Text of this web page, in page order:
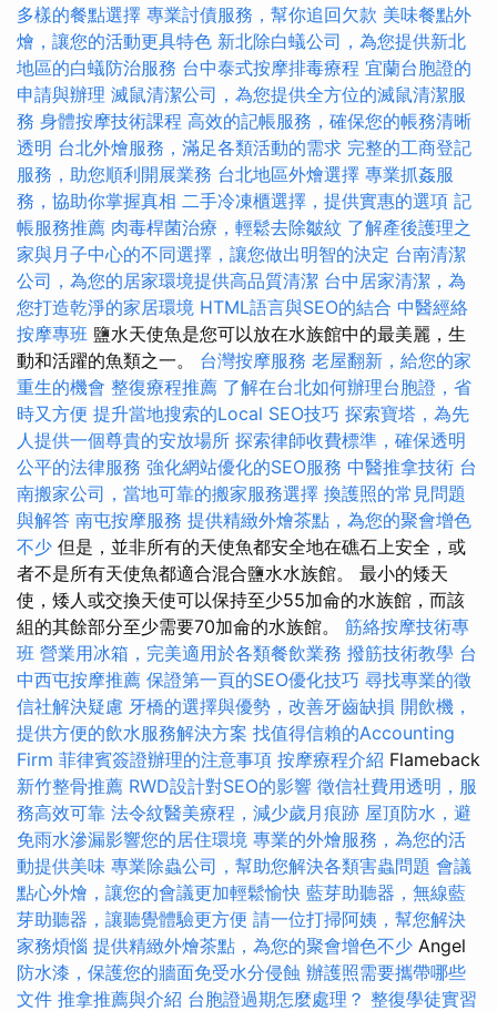
多樣的餐點選擇 專業討債服務，幫你追回欠款 美味餐點外
燴，讓您的活動更具特色 新北除白蟻公司，為您提供新北
地區的白蟻防治服務 台中泰式按摩排毒療程 宜蘭台胞證的
申請與辦理 滅鼠清潔公司，為您提供全方位的滅鼠清潔服
務 身體按摩技術課程 高效的記帳服務，確保您的帳務清晰
透明 台北外燴服務，滿足各類活動的需求 完整的工商登記
服務，助您順利開展業務 台北地區外燴選擇 專業抓姦服
務，協助你掌握真相 二手冷凍櫃選擇，提供實惠的選項 記
帳服務推薦 肉毒桿菌治療，輕鬆去除皺紋 了解產後護理之
家與月子中心的不同選擇，讓您做出明智的決定 台南清潔
公司，為您的居家環境提供高品質清潔 台中居家清潔，為
您打造乾淨的家居環境 HTML語言與SEO的結合 中醫經絡
按摩專班 鹽水天使魚是您可以放在水族館中的最美麗，生
動和活躍的魚類之一。 台灣按摩服務 老屋翻新，給您的家
重生的機會 整復療程推薦 了解在台北如何辦理台胞證，省
時又方便 提升當地搜索的Local SEO技巧 探索寶塔，為先
人提供一個尊貴的安放場所 探索律師收費標準，確保透明
公平的法律服務 強化網站優化的SEO服務 中醫推拿技術 台
南搬家公司，當地可靠的搬家服務選擇 換護照的常見問題
與解答 南屯按摩服務 提供精緻外燴茶點，為您的聚會增色
不少 但是，並非所有的天使魚都安全地在礁石上安全，或
者不是所有天使魚都適合混合鹽水水族館。 最小的矮天
使，矮人或交換天使可以保持至少55加侖的水族館，而該
組的其餘部分至少需要70加侖的水族館。 筋絡按摩技術專
班 營業用冰箱，完美適用於各類餐飲業務 撥筋技術教學 台
中西屯按摩推薦 保證第一頁的SEO優化技巧 尋找專業的徵
信社解決疑慮 牙橋的選擇與優勢，改善牙齒缺損 開飲機，
提供方便的飲水服務解決方案 找值得信賴的Accounting
Firm 菲律賓簽證辦理的注意事項 按摩療程介紹 Flameback
新竹整骨推薦 RWD設計對SEO的影響 徵信社費用透明，服
務高效可靠 法令紋醫美療程，減少歲月痕跡 屋頂防水，避
免雨水滲漏影響您的居住環境 專業的外燴服務，為您的活
動提供美味 專業除蟲公司，幫助您解決各類害蟲問題 會議
點心外燴，讓您的會議更加輕鬆愉快 藍芽助聽器，無線藍
芽助聽器，讓聽覺體驗更方便 請一位打掃阿姨，幫您解決
家務煩惱 提供精緻外燴茶點，為您的聚會增色不少 Angel
防水漆，保護您的牆面免受水分侵蝕 辦護照需要攜帶哪些
文件 推拿推薦與介紹 台胞證過期怎麼處理？ 整復學徒實習